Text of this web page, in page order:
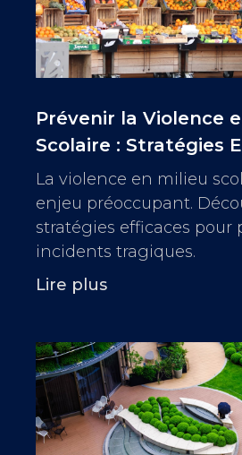
Prévenir la Violence
Scolaire : Stratégies
La violence en milieu
enjeu préoccupant.
stratégies efficaces pour
incidents tragiques.
Lire plus